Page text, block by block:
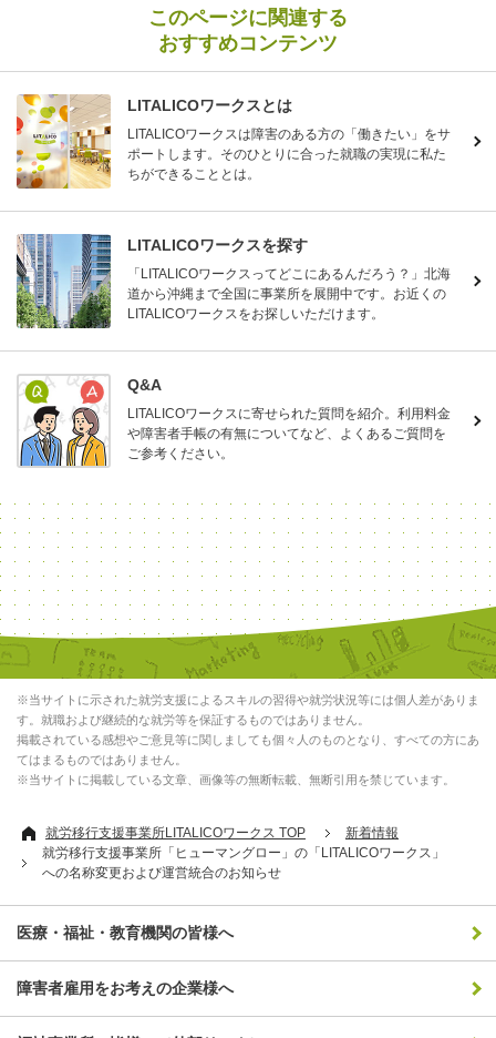
このページに関連する
おすすめコンテンツ
LITALICOワークスとは
LITALICOワークスは障害のある方の「働きたい」をサ
ポートします。そのひとりに合った就職の実現に私た
ちができることとは。
LITALICOワークスを探す
「LITALICOワークスってどこにあるんだろう？」北海
道から沖縄まで全国に事業所を展開中です。お近くの
LITALICOワークスをお探しいただけます。
Q&A
LITALICOワークスに寄せられた質問を紹介。利用料金
や障害者手帳の有無についてなど、よくあるご質問を
ご参考ください。
※当サイトに示された就労支援によるスキルの習得や就労状況等には個人差がありま
す。就職および継続的な就労等を保証するものではありません。
掲載されている感想やご意見等に関しましても個々人のものとなり、すべての方にあ
てはまるものではありません。
※当サイトに掲載している文章、画像等の無断転載、無断引用を禁じています。
就労移行支援事業所LITALICOワークス TOP
新着情報
就労移行支援事業所「ヒューマングロー」の「LITALICOワークス」
への名称変更および運営統合のお知らせ
医療・福祉・教育機関の皆様へ
障害者雇用をお考えの企業様へ